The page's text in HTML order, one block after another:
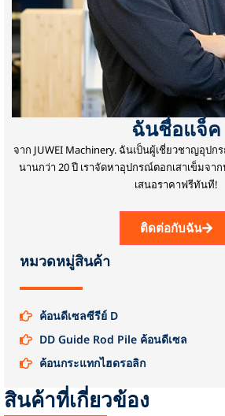
ฉันชื่อแจ็ค
จาก JUWEI Machinery. ฉันเป็นผู้เชี่ยวชาญอุปก
นานกว่า 20 ปี เราจัดหาอุปกรณ์ตอกเสาเข็มจา
เสนอราคาฟรีทันที!
ติดต่อกับฉัน
หมวดหมู่สินค้า
ค้อนดีเซลซีรีย์ D
DD Guide Rod Pile ค้อนดีเซล
ค้อนกระแทกไฮดรอลิก
สินค้าที่เกี่ยวข้อง